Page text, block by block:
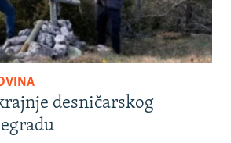
desničarskog